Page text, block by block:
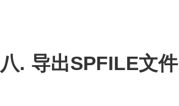
八. 导出SPFILE文件